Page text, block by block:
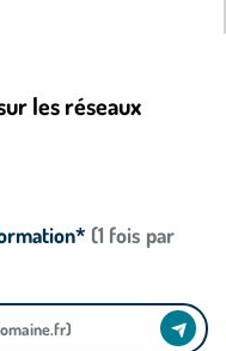
les réseaux
(1 fois par